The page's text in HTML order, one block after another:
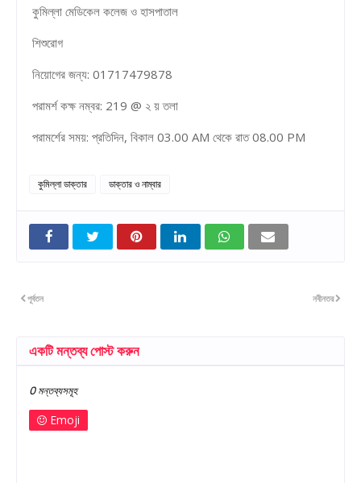
কুমিল্লা মেডিকেল কলেজ ও হাসপাতাল
শিশুরোগ
নিয়োগের জন্য: 01717479878
পরামর্শ কক্ষ নম্বর: 219 @ ২ য় তলা
পরামর্শের সময়: প্রতিদিন, বিকাল 03.00 AM থেকে রাত 08.00 PM
কুমিল্লা ডাক্তার ডাক্তার ও নাম্বার
নবীনতর
পূর্বতন
একটি মন্তব্য পোস্ট করুন
0 মন্তব্যসমূহ
Emoji